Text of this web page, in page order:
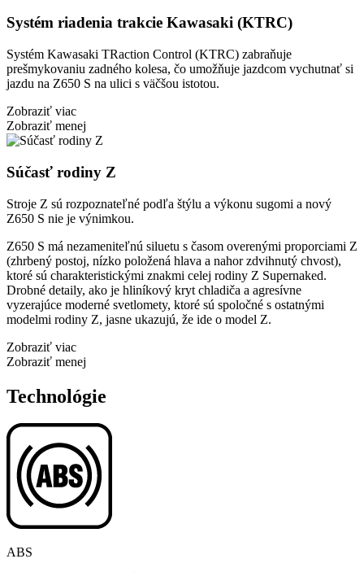
Systém riadenia trakcie Kawasaki (KTRC)
Systém Kawasaki TRaction Control (KTRC) zabraňuje
prešmykovaniu zadného kolesa, čo umožňuje jazdcom vychutnať si
jazdu na Z650 S na ulici s väčšou istotou.
Zobraziť viac
Zobraziť menej
Súčasť rodiny Z
Stroje Z sú rozpoznateľné podľa štýlu a výkonu sugomi a nový
Z650 S nie je výnimkou.
Z650 S má nezameniteľnú siluetu s časom overenými proporciami Z
(zhrbený postoj, nízko položená hlava a nahor zdvihnutý chvost),
ktoré sú charakteristickými znakmi celej rodiny Z Supernaked.
Drobné detaily, ako je hliníkový kryt chladiča a agresívne
vyzerajúce moderné svetlomety, ktoré sú spoločné s ostatnými
modelmi rodiny Z, jasne ukazujú, že ide o model Z.
Zobraziť viac
Zobraziť menej
Technológie
ABS